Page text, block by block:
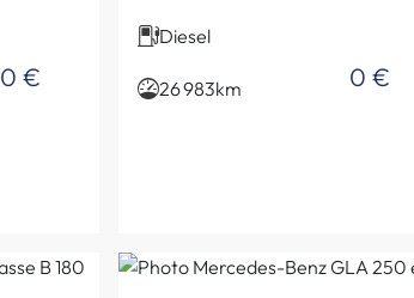
0 €
Diesel
26 983km 0 €